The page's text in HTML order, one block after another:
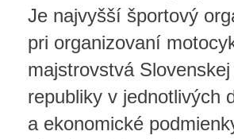
Je najvyšší športový
pri organizovaní
majstrovstvá
republiky v jednotlivých
a ekonomické